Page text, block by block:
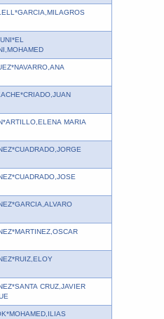
MARIA
CRUZ,JAVIER